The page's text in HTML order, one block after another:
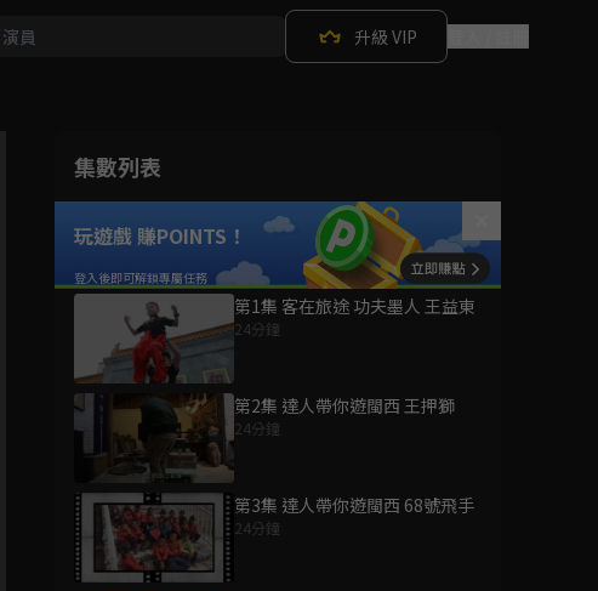
升級 VIP
集數列表
玩遊戲 賺POINTS！
第1集 客在旅途 功夫墨人 王益東
24分鐘
第2集 達人帶你遊閩西 王押獅
24分鐘
第3集 達人帶你遊閩西 68號飛手
24分鐘